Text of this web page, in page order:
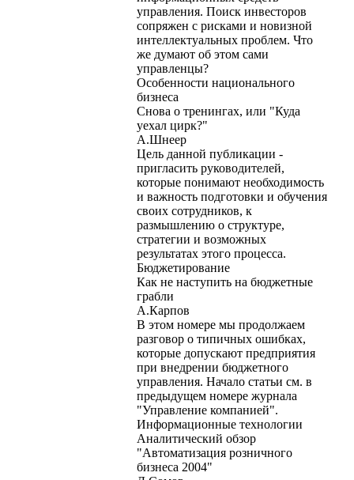
управления. Поиск инвесторов
сопряжен с рисками и новизной
интеллектуальных проблем. Что
же думают об этом сами
управленцы?
Особенности национального
бизнеса
Снова о тренингах, или "Куда
уехал цирк?"
А.Шнеер
Цель данной публикации -
пригласить руководителей,
которые понимают необходимость
и важность подготовки и обучения
своих сотрудников, к
размышлению о структуре,
стратегии и возможных
результатах этого процесса.
Бюджетирование
Как не наступить на бюджетные
грабли
А.Карпов
В этом номере мы продолжаем
разговор о типичных ошибках,
которые допускают предприятия
при внедрении бюджетного
управления. Начало статьи см. в
предыдущем номере журнала
"Управление компанией".
Информационные технологии
Аналитический обзор
"Автоматизация розничного
бизнеса 2004"